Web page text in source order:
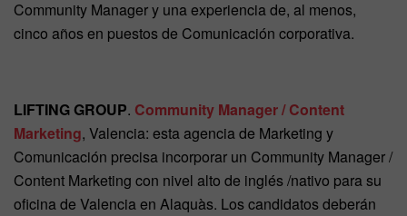
Community Manager y una experiencia de, al menos,
cinco años en puestos de Comunicación corporativa.
LIFTING GROUP. Community Manager / Content
Marketing, Valencia: esta agencia de Marketing y
Comunicación precisa incorporar un Community Manager /
Content Marketing con nivel alto de inglés /nativo para su
oficina de Valencia en Alaquàs. Los candidatos deberán